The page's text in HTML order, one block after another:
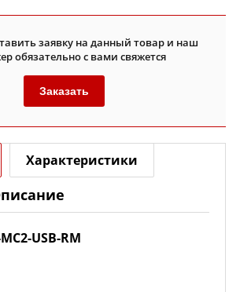
заявку на данный товар и наш
обязательно с вами свяжется
Заказать
Характеристики
USB-RM